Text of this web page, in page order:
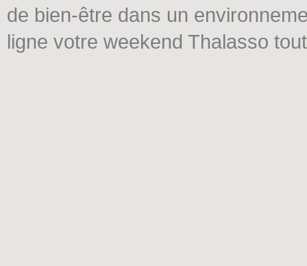
de bien-être dans un
ligne votre weekend Thalasso